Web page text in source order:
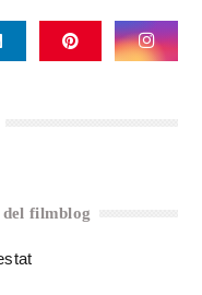
filmblog